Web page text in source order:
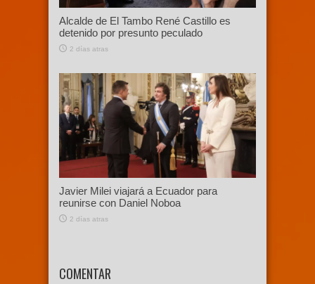
Alcalde de El Tambo René Castillo es
detenido por presunto peculado
2 días atras
Javier Milei viajará a Ecuador para
reunirse con Daniel Noboa
2 días atras
COMENTAR